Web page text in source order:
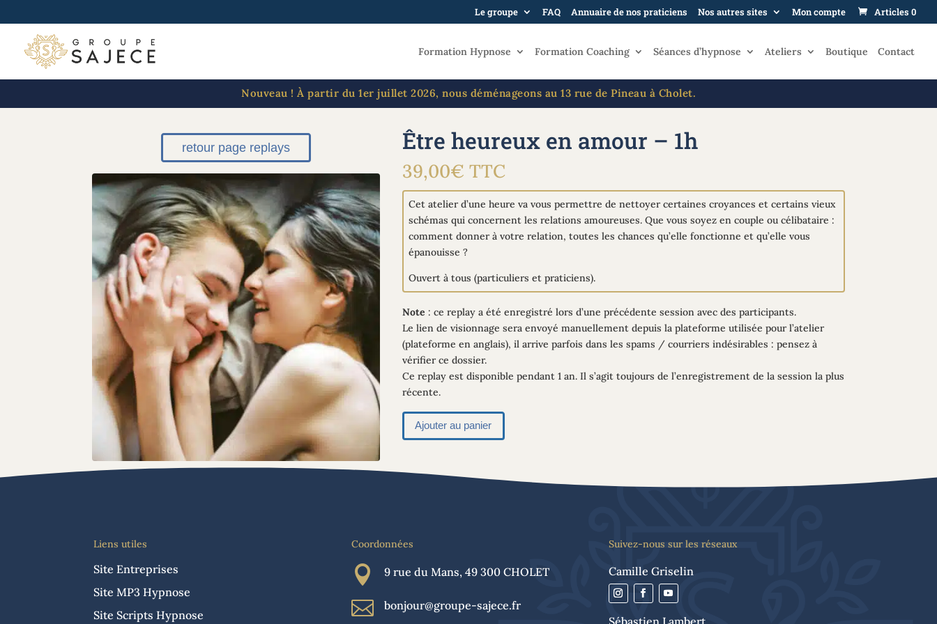
Nouveau ! À partir du 1er juillet 2026, nous déménageons au 13 rue de Pineau à Cholet.
Le groupe FAQ Annuaire de nos praticiens Nos autres sites Mon compte Articles 0
Formation Hypnose Formation Coaching Séances d’hypnose Ateliers Boutique Contact
retour page replays Être heureux en amour – 1h
39,00€ TTC
Cet atelier d’une heure va vous permettre de nettoyer certaines croyances et certains vieux
schémas qui concernent les relations amoureuses. Que vous soyez en couple ou célibataire :
comment donner à votre relation, toutes les chances qu’elle fonctionne et qu’elle vous
épanouisse ?
Ouvert à tous (particuliers et praticiens).
Note : ce replay a été enregistré lors d’une précédente session avec des participants.
Le lien de visionnage sera envoyé manuellement depuis la plateforme utilisée pour l’atelier
(plateforme en anglais), il arrive parfois dans les spams / courriers indésirables : pensez à
vérifier ce dossier.
Ce replay est disponible pendant 1 an. Il s’agit toujours de l’enregistrement de la session la plus
récente.
Ajouter au panier
l
r
e
Liens utiles
Site Entreprises
Site MP3 Hypnose
Site Scripts Hypnose
Coordonnées
 9 rue du Mans, 49 300 CHOLET
 bonjour@groupe-sajece.fr
Suivez-nous sur les réseaux
Camille Griselin